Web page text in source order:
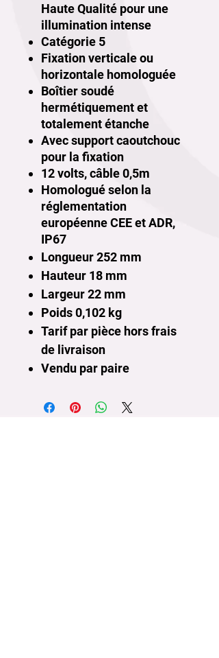
Haute Qualité pour une
illumination intense
Catégorie 5
Fixation verticale ou
horizontale homologuée
Boîtier soudé
hermétiquement et
totalement étanche
Avec support caoutchouc
pour la fixation
12 volts, câble 0,5m
Homologué selon la
réglementation
européenne CEE et ADR,
IP67
Longueur 252 mm
Hauteur 18 mm
Largeur 22 mm
Poids 0,102 kg
Tarif par pièce hors frais
de livraison
Vendu par paire